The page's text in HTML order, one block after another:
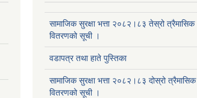
सामाजिक सुरक्षा भत्ता २०८२।८३ तेस्रो त्रैमासिक
वितरणको सूची ।
वडापत्र तथा हाते पुस्तिका
सामाजिक सुरक्षा भत्ता २०८२।८३ दोस्रो त्रैमासिक
वितरणको सूची ।